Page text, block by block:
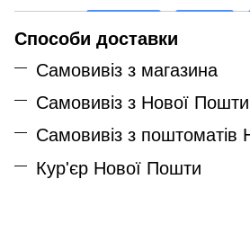
Способи доставки
Самовивіз з магазина
Самовивіз з Нової Пошти
Самовивіз з поштоматів
Кур'єр Нової Пошти